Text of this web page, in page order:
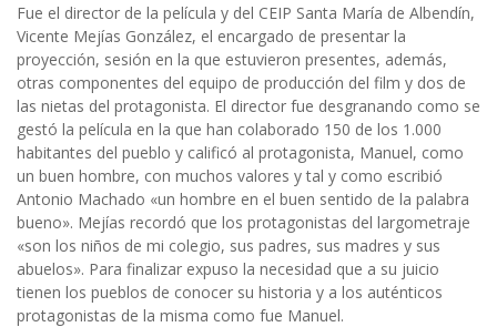
Fue el director de la película y del CEIP Santa María de Albendín,
Vicente Mejías González, el encargado de presentar la
proyección, sesión en la que estuvieron presentes, además,
otras componentes del equipo de producción del film y dos de
las nietas del protagonista. El director fue desgranando como se
gestó la película en la que han colaborado 150 de los 1.000
habitantes del pueblo y calificó al protagonista, Manuel, como
un buen hombre, con muchos valores y tal y como escribió
Antonio Machado «un hombre en el buen sentido de la palabra
bueno». Mejías recordó que los protagonistas del largometraje
«son los niños de mi colegio, sus padres, sus madres y sus
abuelos». Para finalizar expuso la necesidad que a su juicio
tienen los pueblos de conocer su historia y a los auténticos
protagonistas de la misma como fue Manuel.